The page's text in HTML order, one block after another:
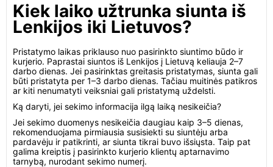
Kiek laiko užtrunka siunta iš
Lenkijos iki Lietuvos?
Pristatymo laikas priklauso nuo pasirinkto siuntimo būdo ir
kurjerio. Paprastai siuntos iš Lenkijos į Lietuvą keliauja 2–7
darbo dienas. Jei pasirinktas greitasis pristatymas, siunta gali
būti pristatyta per 1–3 darbo dienas. Tačiau muitinės patikros
ar kiti nenumatyti veiksniai gali pristatymą uždelsti.
Ką daryti, jei sekimo informacija ilgą laiką nesikeičia?
Jei sekimo duomenys nesikeičia daugiau kaip 3–5 dienas,
rekomenduojama pirmiausia susisiekti su siuntėju arba
pardavėju ir patikrinti, ar siunta tikrai buvo išsiųsta. Taip pat
galima kreiptis į pasirinkto kurjerio klientų aptarnavimo
tarnybą, nurodant sekimo numerį.